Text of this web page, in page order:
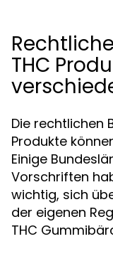
THC
Die rechtlichen
Produkte
Einige
Vorschriften
wichtig, sich
der eigenen
THC